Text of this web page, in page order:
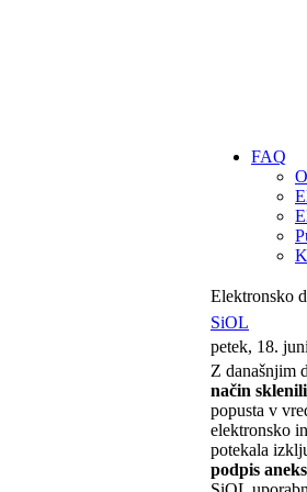
FAQ
Elektronsko
SiOL
petek, 18.
Z današnjim
način
popusta v
elektronsko
potekala
podpis